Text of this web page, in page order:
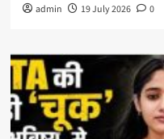
admin 19 July 2026 0